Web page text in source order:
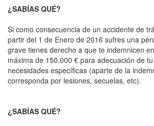
¿SABÍAS QUÉ?
Si como consecuencia de un accidente de
partir del 1 de Enero de 2016 sufres una
grave tienes derecho a que te indemnicen
máxima de 150.000 € para adecuación de
necesidades específicas (aparte de la
corresponda por lesiones, secuelas, etc).
¿SABÍAS QUÉ?